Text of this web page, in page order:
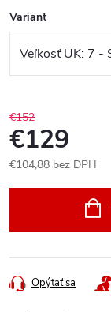
Variant
€152
€129
€104,88 bez DPH
Opýtať sa